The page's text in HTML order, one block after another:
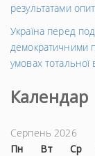
результатами
Україна перед
демократичними
умовах
Календар
Серпень 2026
Пн
Вт Ср